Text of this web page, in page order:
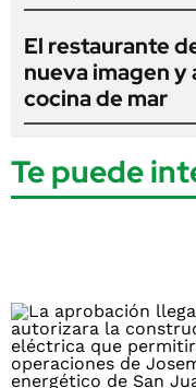
El restaurante
nueva imagen y
cocina de mar
Te puede